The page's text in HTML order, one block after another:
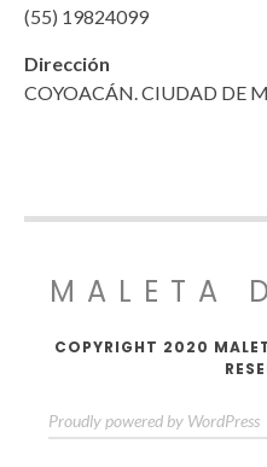
(55) 19824099
Dirección
COYOACÁN. CIUDAD DE
MALETA
COPYRIGHT 2020
Proudly powered by WordPress